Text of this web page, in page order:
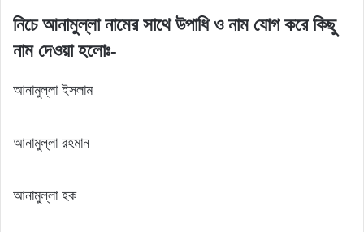
নিচে আনামুল্লা নামের সাথে উপাধি ও নাম যোগ করে কিছু
নাম দেওয়া হলোঃ-
আনামুল্লা ইসলাম
আনামুল্লা রহমান
আনামুল্লা হক